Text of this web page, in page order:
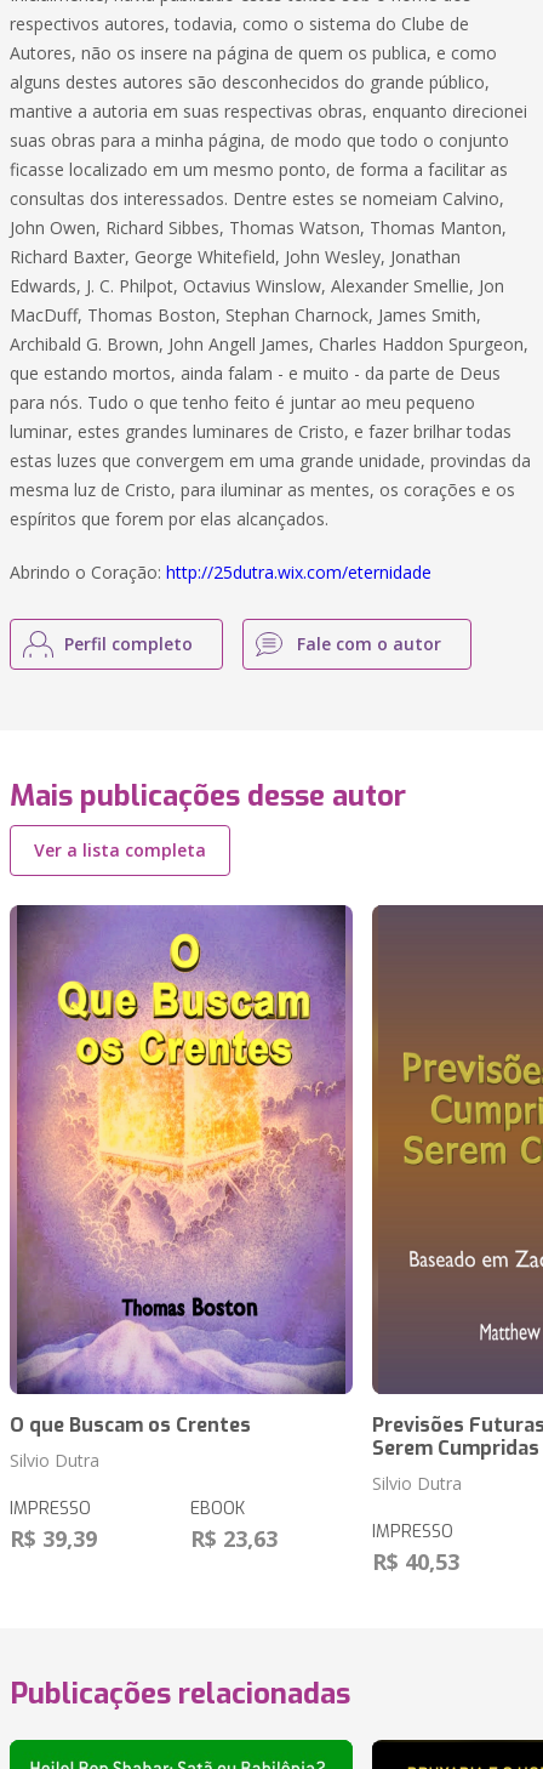
respectivos autores, todavia, como o sistema do Clube de
Autores, não os insere na página de quem os publica, e como
alguns destes autores são desconhecidos do grande público,
mantive a autoria em suas respectivas obras, enquanto direcionei
suas obras para a minha página, de modo que todo o conjunto
ficasse localizado em um mesmo ponto, de forma a facilitar as
consultas dos interessados. Dentre estes se nomeiam Calvino,
John Owen, Richard Sibbes, Thomas Watson, Thomas Manton,
Richard Baxter, George Whitefield, John Wesley, Jonathan
Edwards, J. C. Philpot, Octavius Winslow, Alexander Smellie, Jon
MacDuff, Thomas Boston, Stephan Charnock, James Smith,
Archibald G. Brown, John Angell James, Charles Haddon Spurgeon,
que estando mortos, ainda falam - e muito - da parte de Deus
para nós. Tudo o que tenho feito é juntar ao meu pequeno
luminar, estes grandes luminares de Cristo, e fazer brilhar todas
estas luzes que convergem em uma grande unidade, provindas da
mesma luz de Cristo, para iluminar as mentes, os corações e os
espíritos que forem por elas alcançados.
Abrindo o Coração: http://25dutra.wix.com/eternidade
Perfil completo Fale com o autor
Mais publicações desse autor
Ver a lista completa
O que Buscam os Crentes
Silvio Dutra
IMPRESSO
R$ 39,39
EBOOK
R$ 23,63
Previsões
Serem Cumpridas
Silvio Dutra
IMPRESSO
R$ 40,53
Publicações relacionadas